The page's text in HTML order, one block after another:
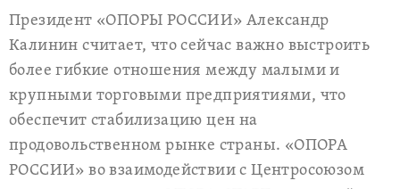
Президент «ОПОРЫ РОССИИ» Александр
Калинин считает, что сейчас важно выстроить
более гибкие отношения между малыми и
крупными торговыми предприятиями, что
обеспечит стабилизацию цен на
продовольственном рынке страны. «ОПОРА
РОССИИ» во взаимодействии с Центросоюзом